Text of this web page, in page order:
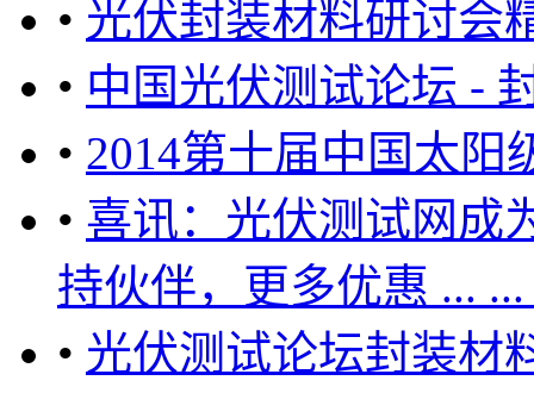
• 光伏封装材料研讨会
• 中国光伏测试论坛 -
• 2014第十届中国太阳
• 喜讯：光伏测试网成
持伙伴，更多优惠 ... ...
• 光伏测试论坛封装材